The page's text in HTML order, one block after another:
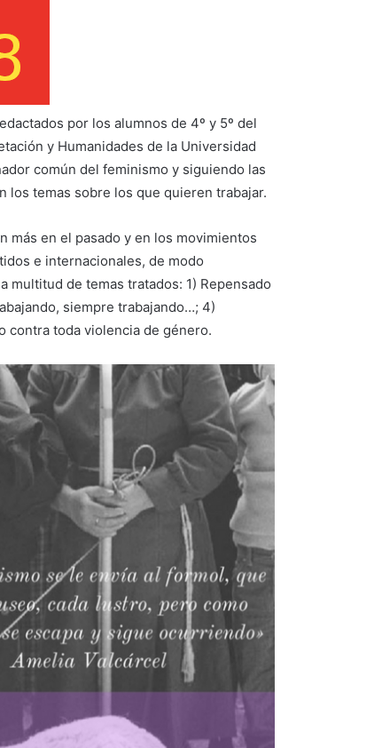
por los alumnos de 4º y 5º del
y Humanidades de la Universidad
común del feminismo y siguiendo las
los temas sobre los que quieren trabajar.
más en el pasado y en los movimientos
e internacionales, de modo
multitud de temas tratados: 1) Repensado
siempre trabajando…; 4)
contra toda violencia de género.